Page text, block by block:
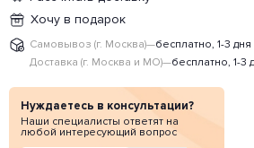
Хочу в подарок
Самовывоз (г. Москва)—бесплатно, 1-3 дня
Доставка (г. Москва и МО)—бесплатно, 1-3
Нуждаетесь в консультации?
Наши специалисты ответят на
любой интересующий вопрос